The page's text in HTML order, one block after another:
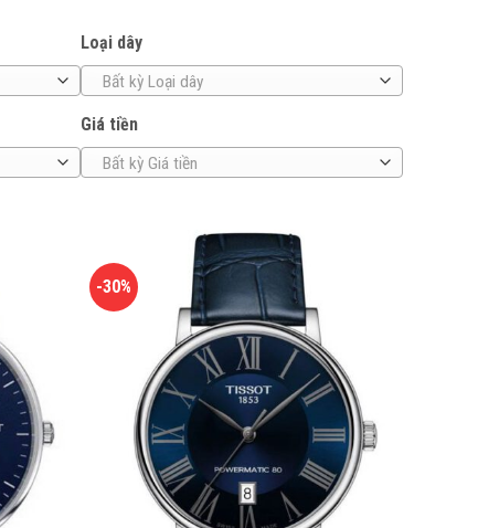
Loại dây
Bất kỳ Loại dây
Giá tiền
Bất kỳ Giá tiền
-30%